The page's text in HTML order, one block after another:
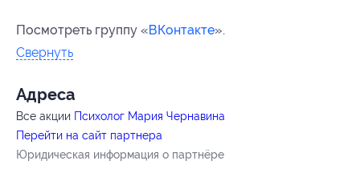
Посмотреть группу «ВКонтакте».
Свернуть
Адресa
Все акции Психолог Мария Чернавина
Перейти на сайт партнера
Юридическая информация о партнёре